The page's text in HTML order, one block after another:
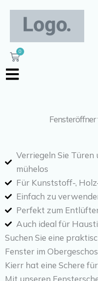
springen
0
Warenkorb
Fensteröffner
Verriegeln Sie
mühelos
Für Kunststoff-,
Einfach zu
Perfekt zum
Auch ideal für
Suchen Sie eine
Fenster im
Kierr hat eine Schere
Mit unseren